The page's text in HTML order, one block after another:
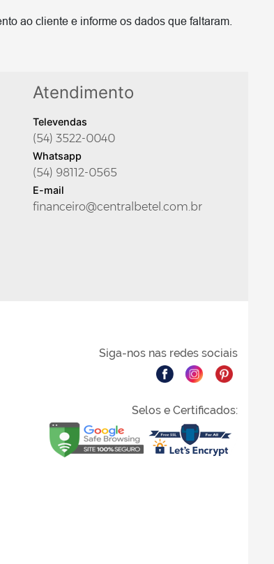
ao cliente e informe os dados que faltaram.
Atendimento
Televendas
(54) 3522-0040
Whatsapp
(54) 98112-0565
E-mail
financeiro@centralbetel.com.br
Siga-nos nas redes sociais
Selos e Certificados: